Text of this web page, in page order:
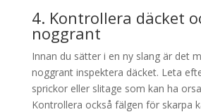
4. Kontrollera däcket
noggrant
Innan du sätter i en ny slang är det
noggrant inspektera däcket. Leta
sprickor eller slitage som kan ha
Kontrollera också fälgen för skarpa